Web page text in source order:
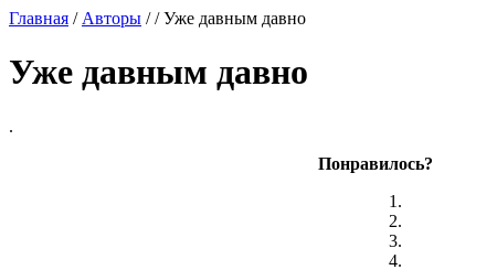
Главная / Авторы // Уже давным давно
Уже давным давно
.
Понравилось?